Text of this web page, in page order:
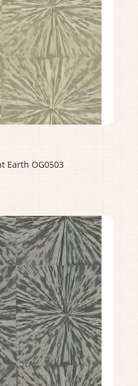
Earth OG0503